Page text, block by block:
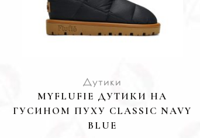
Дутики
MYFLUFIE ДУТИКИ НА
ГУСИНОМ ПУХУ CLASSIC NAVY
BLUE